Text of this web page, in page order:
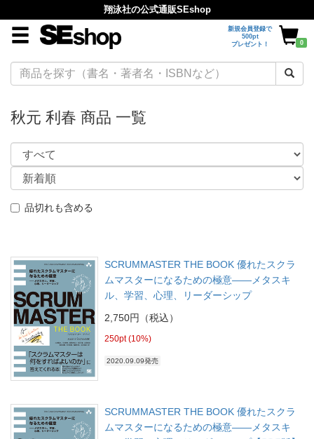
翔泳社の公式通販SEshop
新規会員登録で
500pt
プレゼント！
0
秋元 利春 商品 一覧
品切れも含める
SCRUMMASTER THE BOOK 優れたスクラ
ムマスターになるための極意――メタスキ
ル、学習、心理、リーダーシップ
2,750円（税込）
250pt (10%)
2020.09.09発売
SCRUMMASTER THE BOOK 優れたスクラ
ムマスターになるための極意――メタスキ